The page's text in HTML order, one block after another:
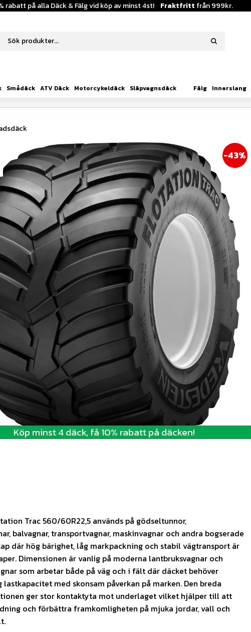
rabatt på alla Däck & Fälg vid köp av minst 4st! Fraktfritt från 999kr.
Smådäck ATV Däck Motorcykeldäck Släpvagnsdäck Fälg Innerslang
Köp minst 4 däck, få 10% rabatt på däcken!
43%
Trac 560/60R22,5 används på gödseltunnor,
balvagnar, transportvagnar, maskinvagnar och andra bogserade
där hög bärighet, låg markpackning och stabil vägtransport är
Dimensionen är vanlig på moderna lantbruksvagnar och
som arbetar både på väg och i fält där däcket behöver
med skonsam påverkan på marken. Den breda
ger stor kontaktyta mot underlaget vilket hjälper till att
och förbättra framkomligheten på mjuka jordar, vall och